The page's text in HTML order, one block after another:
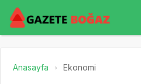
Anasayfa Ekonomi